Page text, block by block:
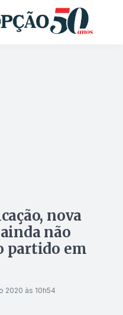
nova
não
partido em
2020 às 10h54